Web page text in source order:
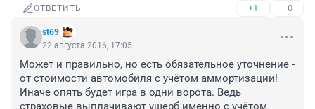
ОТВЕТИТЬ +1 –0
st69
22 августа 2016, 17:05
Может и правильно, но есть обязательное уточнение -
от стоимости автомобиля с учётом аммортизации!
Иначе опять будет игра в одни ворота. Ведь
страховые выплачивают ущерб именно с учётом